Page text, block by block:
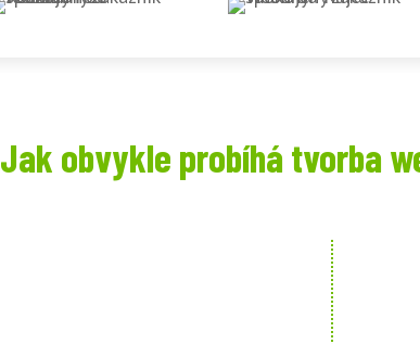
Jak obvykle probíhá tvorba